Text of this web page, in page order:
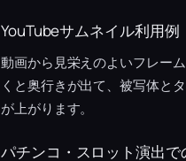
YouTubeサムネイル利用例
動画から見栄えのよいフレー
くと奥行きが出て、被写体と
が上がります。
パチンコ・スロット演出で